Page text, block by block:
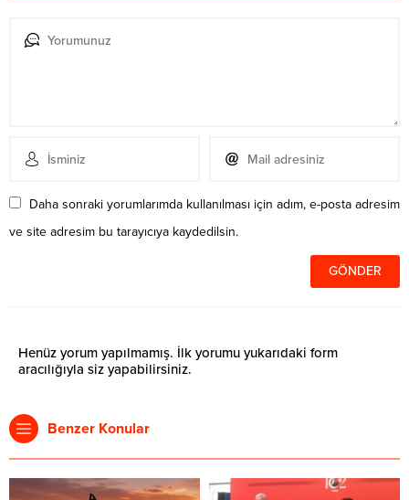
Daha sonraki yorumlarımda kullanılması için adım, e-posta adresim
ve site adresim bu tarayıcıya kaydedilsin.
Henüz yorum yapılmamış. İlk yorumu yukarıdaki form
aracılığıyla siz yapabilirsiniz.
Benzer Konular